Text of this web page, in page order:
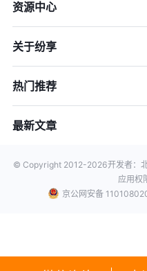
资源中心
关于纷享
热门推荐
最新文章
© Copyright 2012-2026开发者：
应用权
京公网安备